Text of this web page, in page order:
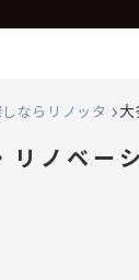
ならリノッタ 大
リノベー